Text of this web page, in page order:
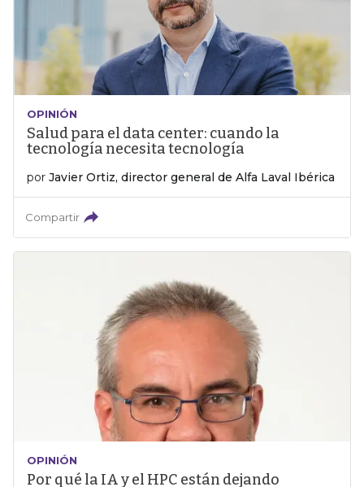
OPINIÓN
Salud para el data center: cuando la
tecnología necesita tecnología
por Javier Ortiz, director general de Alfa Laval Ibérica
Compartir
OPINIÓN
Por qué la IA y el HPC están dejando